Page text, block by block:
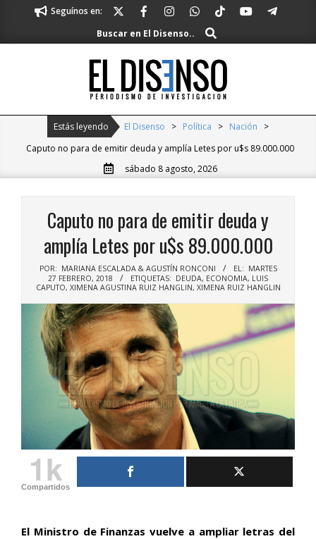
content
Seguínos en:
Buscar en El Disenso..
Buscar
El
Disenso
Navigation
Estás leyendo El Disenso > Política > Nación
>
Caputo no para de emitir deuda y amplía Letes por u$s 89.000.000
sábado 8 agosto, 2026
Caputo no para de emitir deuda y
amplía Letes por u$s 89.000.000
POR: MARIANA ESCALADA & AGUSTÍN RONCONI EL: MARTES
27 FEBRERO, 2018
ETIQUETAS: DEUDA, ECONOMIA, LUIS
CAPUTO, XIMENA AGUSTINA RUIZ HANGLIN, XIMENA RUIZ HANGLIN
1k
Compartidos
El Ministro de Finanzas vuelve a ampliar letras del